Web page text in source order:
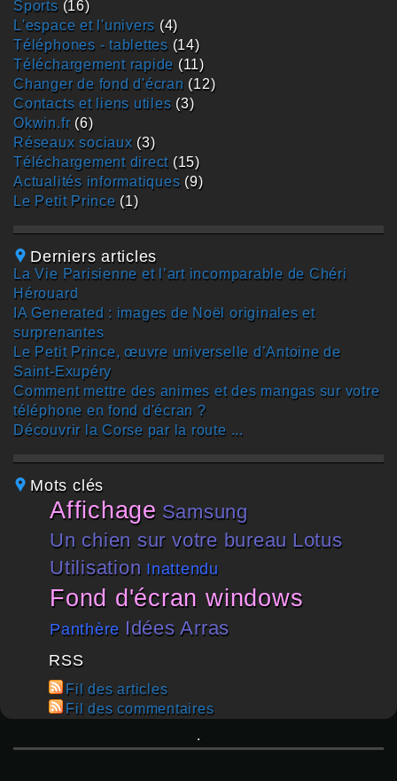
sports (16)
L'espace et l'univers (4)
téléphones - tablettes (14)
téléchargement rapide (11)
changer de fond d'écran (12)
contacts et liens utiles (3)
okwin.fr (6)
réseaux sociaux (3)
téléchargement direct (15)
actualités informatiques (9)
Le Petit Prince (1)
Derniers articles
La Vie Parisienne et l’art incomparable de Chéri
Hérouard
IA Generated : images de Noël originales et
surprenantes
Le Petit Prince, œuvre universelle d’Antoine de
Saint-Exupéry
Comment mettre des animes et des mangas sur votre
téléphone en fond d'écran ?
Découvrir la Corse par la route ...
Mots clés
affichage
Samsung
un chien sur votre bureau
lotus
utilisation
inattendu
fond d'écran windows
panthère idées Arras
RSS
Fil des articles
Fil des commentaires